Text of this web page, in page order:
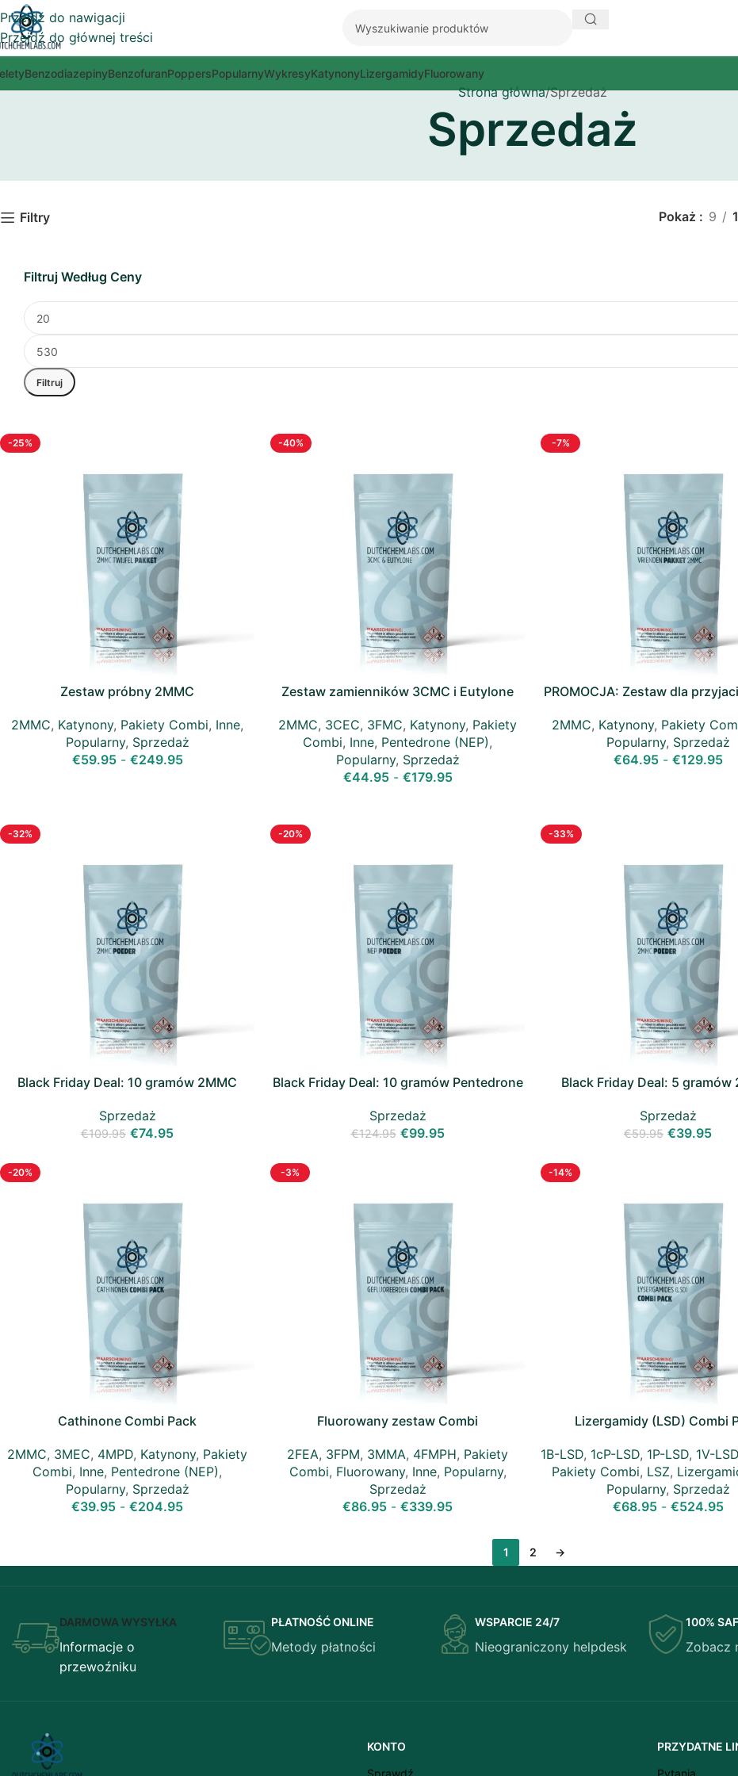
Przejdź do nawigacji
Przejdź do głównej treści
BenzodiazepinyBenzofuranPoppersPopularnyWykresyKatynonyLizergamidyFluorowany
Strona główna Sprzedaż
Sprzedaż
Filtry Pokaż 9
Filtruj Według Ceny
Filtruj
-25%
Zestaw próbny 2MMC
2MMC, Katynony, Pakiety Combi, Inne,
Popularny, Sprzedaż
€59.95 - €249.95
-40%
Zestaw zamienników 3CMC i Eutylone
2MMC, 3CEC, 3FMC, Katynony, Pakiety
Combi, Inne, Pentedrone (NEP),
Popularny, Sprzedaż
€44.95 - €179.95
-7%
PROMOCJA: Zestaw dla
2MMC, Katynony, Pakiety
Popularny, Sprzedaż
€64.95 - €129.95
-32%
Black Friday Deal: 10 gramów 2MMC
Sprzedaż
€109.95 €74.95
-20%
Black Friday Deal: 10 gramów Pentedrone
Sprzedaż
€124.95 €99.95
-33%
Black Friday Deal: 5 gramów
Sprzedaż
€59.95 €39.95
-20%
Cathinone Combi Pack
2MMC, 3MEC, 4MPD, Katynony, Pakiety
Combi, Inne, Pentedrone (NEP),
Popularny, Sprzedaż
€39.95 - €204.95
-3%
Fluorowany zestaw Combi
2FEA, 3FPM, 3MMA, 4FMPH, Pakiety
Combi, Fluorowany, Inne, Popularny,
Sprzedaż
€86.95 - €339.95
-14%
Lizergamidy (LSD) Combi
1B-LSD, 1cP-LSD, 1P-LSD, 1V-LSD
Pakiety Combi, LSZ,
Popularny, Sprzedaż
€68.95 - €524.95
1 2 →
DARMOWA WYSYŁKA
Informacje o
przewoźniku
PŁATNOŚĆ ONLINE
Metody płatności
WSPARCIE 24/7
Nieograniczony helpdesk
100%
Zobacz
KONTO
PRZYDATNE